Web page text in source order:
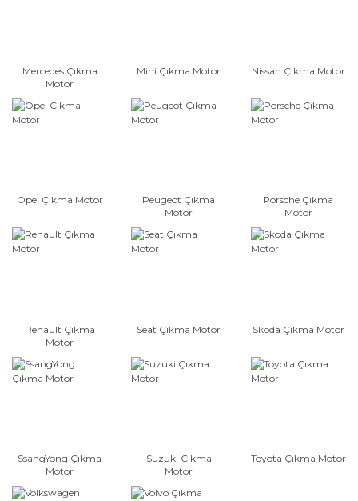
Mercedes Çıkma
Motor
Mini Çıkma Motor Nissan Çıkma Motor
Opel Çıkma Motor
Peugeot Çıkma
Motor
Porsche Çıkma
Motor
Renault Çıkma
Motor
Seat Çıkma Motor Skoda Çıkma Motor
SsangYong Çıkma
Motor
Suzuki Çıkma
Motor
Toyota Çıkma Motor